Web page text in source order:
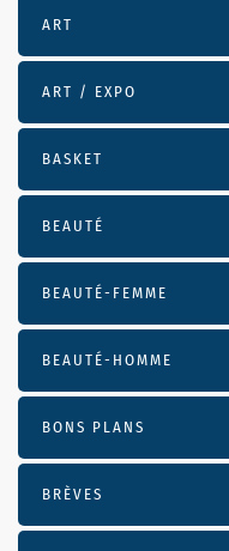
ART
ART / EXPO
BASKET
BEAUTÉ
BEAUTÉ-FEMME
BEAUTÉ-HOMME
BONS PLANS
BRÈVES